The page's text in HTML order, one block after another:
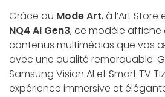
Grâce au Mode Art, à l’Art
NQ4 AI Gen3, ce modèle affiche
contenus multimédias que vos
avec une qualité remarquable.
Samsung Vision AI et Smart TV
expérience immersive et